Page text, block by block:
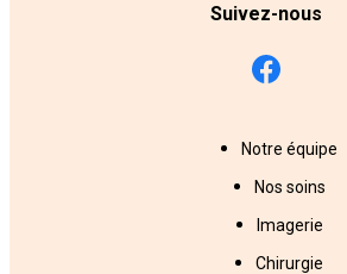
Suivez-nous
Notre équipe
Nos soins
Imagerie
Chirurgie